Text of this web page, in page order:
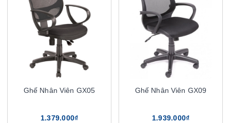
Ghế Nhân Viên GX05
1.379.000₫
Ghế Nhân Viên GX09
1.939.000₫